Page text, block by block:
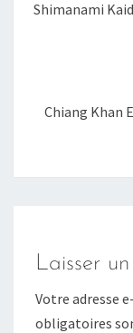
Shimanami
Chiang Khan
Laisser
Votre adresse
obligatoires